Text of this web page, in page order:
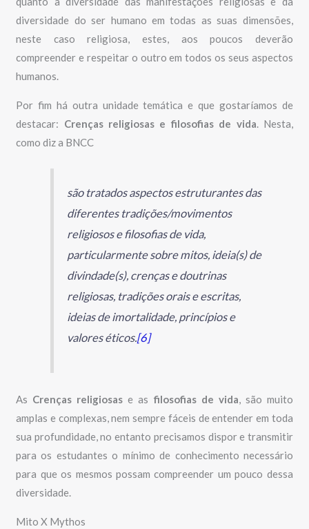
diversidade do ser humano em todas as suas dimensões,
neste caso religiosa, estes, aos poucos deverão
compreender e respeitar o outro em todos os seus aspectos
humanos.
Por fim há outra unidade temática e que gostaríamos de
destacar: Crenças religiosas e filosofias de vida . Nesta,
como diz a BNCC
são tratados aspectos estruturantes das
diferentes tradições/movimentos
religiosos e filosofias de vida,
particularmente sobre mitos, ideia(s) de
divindade(s), crenças e doutrinas
religiosas, tradições orais e escritas,
ideias de imortalidade, princípios e
valores éticos.[6]
As Crenças religiosas e as filosofias de vida, são muito
amplas e complexas, nem sempre fáceis de entender em toda
sua profundidade, no entanto precisamos dispor e transmitir
para os estudantes o mínimo de conhecimento necessário
para que os mesmos possam compreender um pouco dessa
diversidade.
Mito X Mythos